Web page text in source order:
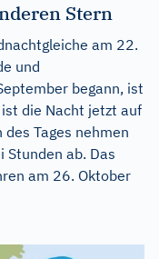
Stern
am 22.
und
begann, ist
die Nacht jetzt auf
Tages nehmen
Stunden ab. Das
am 26. Oktober